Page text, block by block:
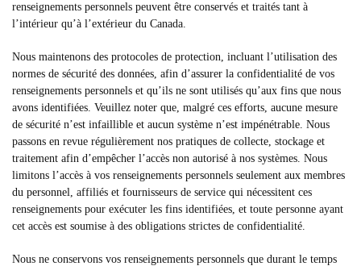
renseignements personnels peuvent être conservés et traités tant à
l’intérieur qu’à l’extérieur du Canada.
Nous maintenons des protocoles de protection, incluant l’utilisation des
normes de sécurité des données, afin d’assurer la confidentialité de vos
renseignements personnels et qu’ils ne sont utilisés qu’aux fins que nous
avons identifiées. Veuillez noter que, malgré ces efforts, aucune mesure
de sécurité n’est infaillible et aucun système n’est impénétrable. Nous
passons en revue régulièrement nos pratiques de collecte, stockage et
traitement afin d’empêcher l’accès non autorisé à nos systèmes. Nous
limitons l’accès à vos renseignements personnels seulement aux membres
du personnel, affiliés et fournisseurs de service qui nécessitent ces
renseignements pour exécuter les fins identifiées, et toute personne ayant
cet accès est soumise à des obligations strictes de confidentialité.
Nous ne conservons vos renseignements personnels que durant le temps